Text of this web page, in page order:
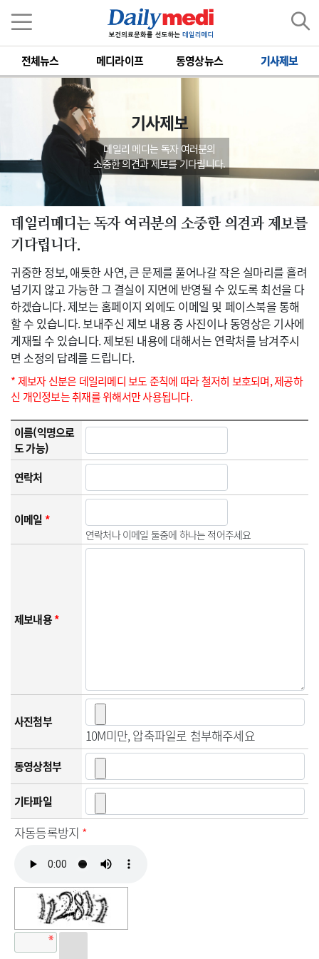
전체뉴스 메디라이프 동영상뉴스 기사제보
기사제보
데일리 메디는 독자 여러분의
소중한 의견과 제보를 기다립니다.
데일리메디는 독자 여러분의 소중한 의견과 제보를
기다립니다.
귀중한 정보, 애틋한 사연, 큰 문제를 풀어나갈 작은 실마리를 흘려
넘기지 않고 가능한 그 결실이 지면에 반영될 수 있도록 최선을 다
하겠습니다. 제보는 홈페이지 외에도 이메일 및 페이스북을 통해
할 수 있습니다. 보내주신 제보 내용 중 사진이나 동영상은 기사에
게재될 수 있습니다. 제보된 내용에 대해서는 연락처를 남겨주시
면 소정의 답례를 드립니다.
* 제보자 신분은 데일리메디 보도 준칙에 따라 철저히 보호되며, 제공하
신 개인정보는 취재를 위해서만 사용됩니다.
이름(익명으로
도 가능)
연락처
이메일*
연락처나 이메일 둘중에 하나는 적어주세요
제보내용*
사진첨부
10M미만, 압축파일로 첨부해주세요
동영상첨부
기타파일
자동등록방지 *